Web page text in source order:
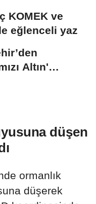
KOMEK ve
eğlenceli yaz
Altın'
düşen
ormanlık
düşerek